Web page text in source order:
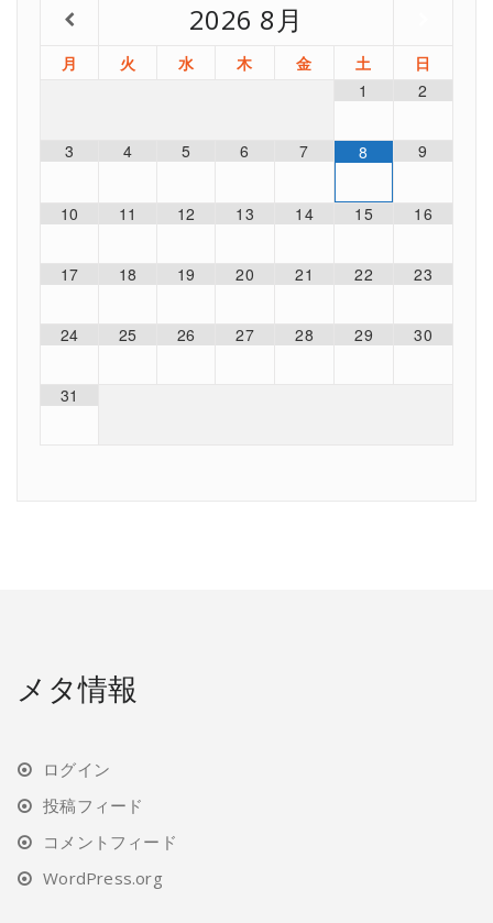
2026 8月
月 火 水 木 金 土
日
1
2
3 4 5 6 7 8 9
10 11 12 13 14 15 16
17 18 19 20 21 22 23
24 25 26 27 28 29 30
31
メタ情報
ログイン
投稿フィード
コメントフィード
WordPress.org